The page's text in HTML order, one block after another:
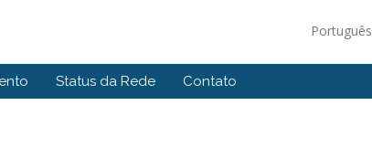
Português
Status da Rede Contato